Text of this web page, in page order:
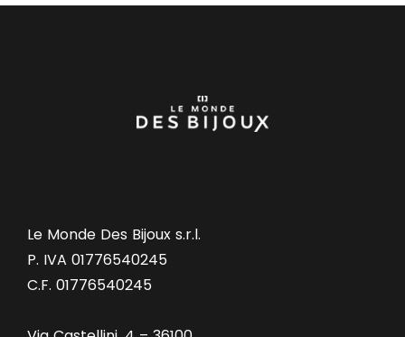
Le Monde Des Bijoux s.r.l.
P. IVA 01776540245
C.F. 01776540245